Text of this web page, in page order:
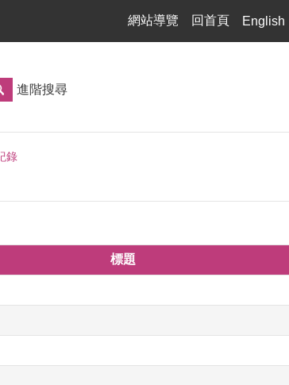
網站導覽 回首頁 English
進階搜尋
錄
標題